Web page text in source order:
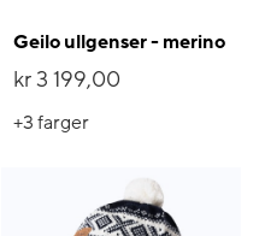
Geilo ullgenser - merino
kr 3 199,00
+3farger